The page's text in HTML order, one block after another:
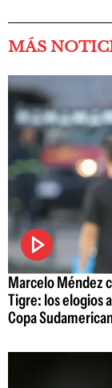
MÁS
Marcelo Méndez
Tigre: los elogios
Copa